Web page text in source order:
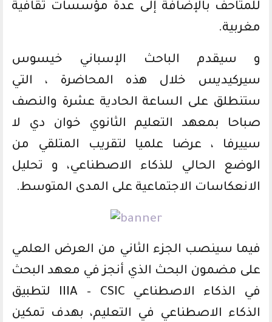
للمتاحف بالإضافة إلى عدة مؤسسات ثقافية
مغربية.
و سيقدم الباحث الإسباني خيسوس
سيركيديس خلال هذه المحاضرة ، التي
ستنطلق على الساعة الحادية عشرة والنصف
صباحا بمعهد التعليم الثانوي خوان دي لا
سييرفا ، عرضا علميا لتقريب المتلقي من
الوضع الحالي للذكاء الاصطناعي، و تحليل
الانعكاسات الاجتماعية على المدى المتوسط.
فيما سينصب الجزء الثاني من العرض العلمي
على مضمون البحث الذي أنجز في معهد البحث
في الذكاء الاصطناعي IIIA – CSIC لتطبيق
الذكاء الاصطناعي في التعليم، بهدف تمكين